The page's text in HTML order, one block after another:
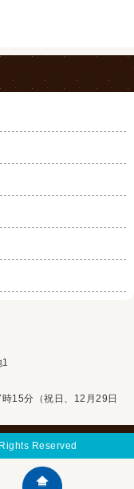
15分（祝日、12月29日
Reserved